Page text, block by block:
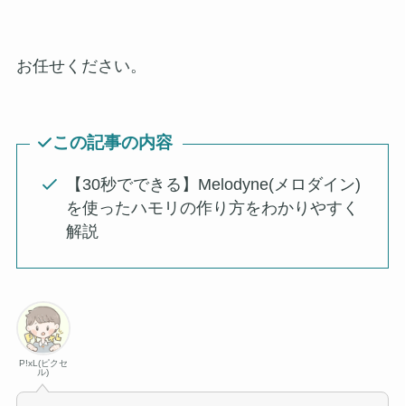
お任せください。
この記事の内容
【30秒でできる】Melodyne(メロダイン)
を使ったハモリの作り方をわかりやすく
解説
P!xL(ピクセ
ル)